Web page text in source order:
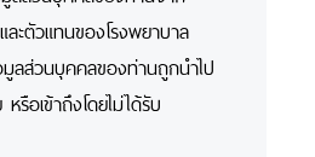
ะตัวแทนของโรงพยาบาล
ลส่วนบุคคลของท่านถูกนำไป
รือเข้าถึงโดยไม่ได้รับ